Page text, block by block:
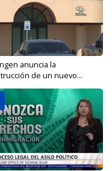
anuncia la
de un nuevo...